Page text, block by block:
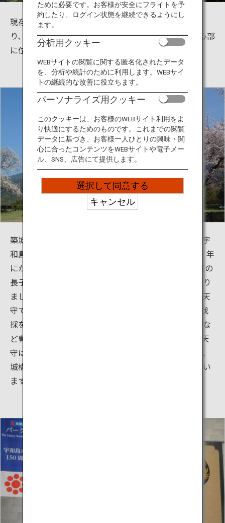
ANA サービス
現存十二天守に数えられる天守は国の重要文化財であ
り、日本100名城にも指定されています。宇和島の中心部
に位置する標高約80ｍの丘陵に築かれた平山城です。
築城の名人・藤堂高虎により「空角の計」と言われる宇
和島城の原型が、慶長元(1596）年から慶長6（1601）年
にかけて造られました。元和元（1615）年に伊達政宗の
長子、伊達秀宗が入城して以来伊達家代々の居城となり
ました。廊下の内側に障子戸が残っているのは、現存天
守でも唯一です！お城山の植物は、300年以上火災や伐
採を逃れていることから、絶滅種となった植物もあるな
ど豊かで貴重な植生も見どころのひとつです。現在の天
守は伊達家の居城になってから再建されたものですが、
城構えは藤堂高虎が創建した当時のものを引き継いでい
ます。
ために必要です。お客様が安全にフライトを予
約したり、ログイン状態を継続できるようにし
ます。
分析用クッキー
WEBサイトの閲覧に関する匿名化されたデータ
を、分析や統計のために利用します。WEBサイ
トの継続的な改善に役立ちます。
パーソナライズ用クッキー
このクッキーは、お客様のWEBサイト利用をよ
り快適にするためのものです。これまでの閲覧
データに基づき、お客様一人ひとりの興味・関
心に合ったコンテンツをWEBサイトや電子メー
ル、SNS、広告にて提供します。
選択して同意する
キャンセル